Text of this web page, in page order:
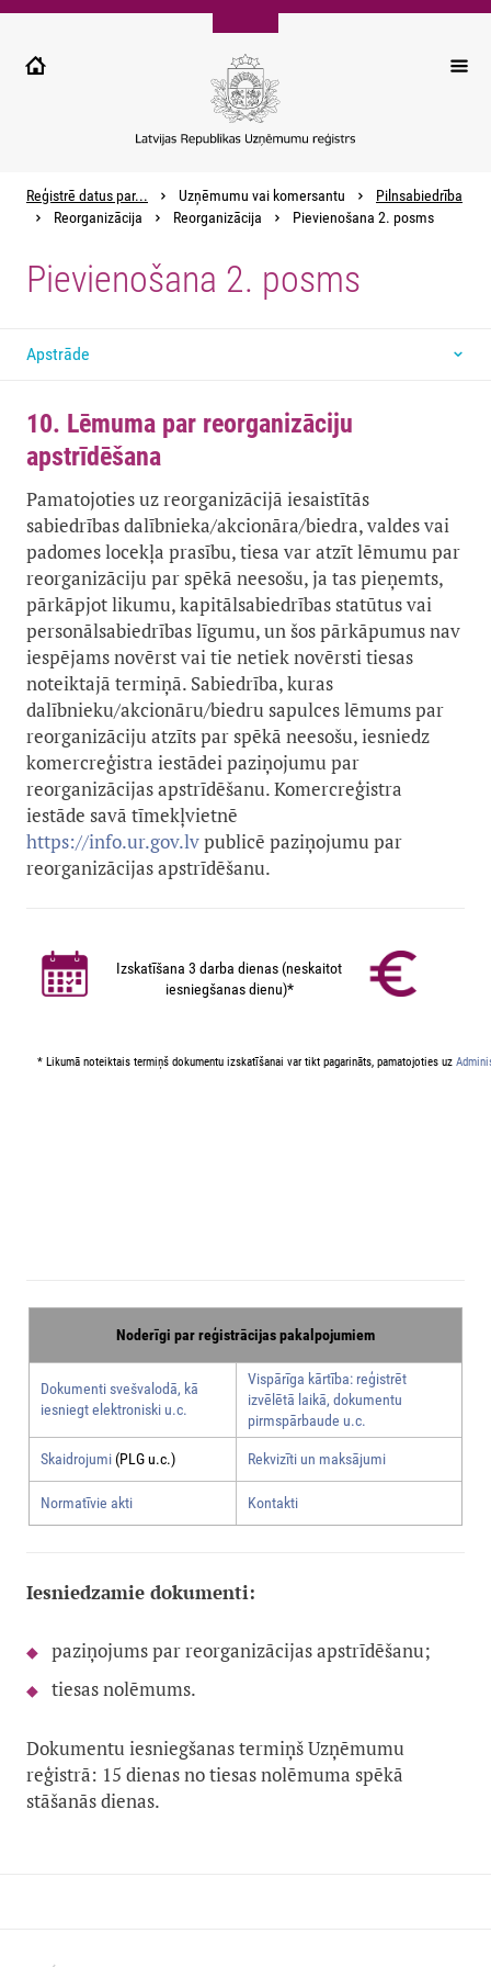
Pārlekt
galveno
Reģistrē datus par... Uzņēmumu vai komersantu
Pilnsabiedrība
Reorganizācija
Reorganizācija Pievienošana 2. posms
Pievienošana 2. posms
Apstrāde
10. Lēmuma par reorganizāciju
apstrīdēšana
Pamatojoties uz reorganizācijā iesaistītās
sabiedrības dalībnieka/akcionāra/biedra, valdes vai
padomes locekļa prasību, tiesa var atzīt lēmumu par
reorganizāciju par spēkā neesošu, ja tas pieņemts,
pārkāpjot likumu, kapitālsabiedrības statūtus vai
personālsabiedrības līgumu, un šos pārkāpumus nav
iespējams novērst vai tie netiek novērsti tiesas
noteiktajā termiņā. Sabiedrība, kuras
dalībnieku/akcionāru/biedru sapulces lēmums par
reorganizāciju atzīts par spēkā neesošu, iesniedz
komercreģistra iestādei paziņojumu par
reorganizācijas apstrīdēšanu. Komercreģistra
iestāde savā tīmekļvietnē
https://info.ur.gov.lvpublicē paziņojumu par
reorganizācijas apstrīdēšanu.
Izskatīšana 3 darba dienas (neskaitot
iesniegšanas dienu)*
* Likumā noteiktais termiņš dokumentu izskatīšanai var tikt pagarināts, pamatojoties uz
Noderīgi par reģistrācijas pakalpojumiem
Dokumenti svešvalodā, kā
iesniegt elektroniski u.c.
Vispārīga kārtība: reģistrēt
izvēlētā laikā, dokumentu
pirmspārbaude u.c.
Skaidrojumi(PLG u.c.) Rekvizīti un maksājumi
Normatīvie akti Kontakti
Iesniedzamie dokumenti:
paziņojums par reorganizācijas apstrīdēšanu;
tiesas nolēmums.
Dokumentu iesniegšanas termiņš Uzņēmumu
reģistrā: 15 dienas no tiesas nolēmuma spēkā
stāšanās dienas.